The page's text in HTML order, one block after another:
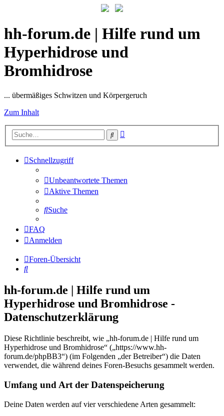
hh-forum.de | Hilfe rund um
Hyperhidrose und
Bromhidrose
... übermäßiges Schwitzen und Körpergeruch
Zum Inhalt
Suche
Schnellzugriff
Unbeantwortete Themen
Aktive Themen
Suche
FAQ
Anmelden
Foren-Übersicht
Suche
hh-forum.de | Hilfe rund um
Hyperhidrose und Bromhidrose -
Datenschutzerklärung
Diese Richtlinie beschreibt, wie „hh-forum.de | Hilfe rund um
Hyperhidrose und Bromhidrose“ („https://www.hh-
forum.de/phpBB3“) (im Folgenden „der Betreiber“) die Daten
verwendet, die während deines Foren-Besuchs gesammelt werden.
Umfang und Art der Datenspeicherung
Deine Daten werden auf vier verschiedene Arten gesammelt: